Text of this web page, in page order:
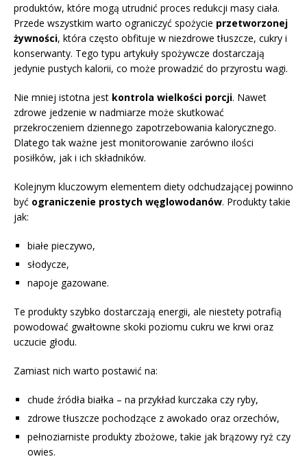
produktów, które mogą utrudnić proces redukcji masy ciała.
Przede wszystkim warto ograniczyć spożycie przetworzonej
żywności, która często obfituje w niezdrowe tłuszcze, cukry i
konserwanty. Tego typu artykuły spożywcze dostarczają
jedynie pustych kalorii, co może prowadzić do przyrostu wagi.
Nie mniej istotna jest kontrola wielkości porcji. Nawet
zdrowe jedzenie w nadmiarze może skutkować
przekroczeniem dziennego zapotrzebowania kalorycznego.
Dlatego tak ważne jest monitorowanie zarówno ilości
posiłków, jak i ich składników.
Kolejnym kluczowym elementem diety odchudzającej powinno
być ograniczenie prostych węglowodanów. Produkty takie
jak:
białe pieczywo,
słodycze,
napoje gazowane.
Te produkty szybko dostarczają energii, ale niestety potrafią
powodować gwałtowne skoki poziomu cukru we krwi oraz
uczucie głodu.
Zamiast nich warto postawić na:
chude źródła białka – na przykład kurczaka czy ryby,
zdrowe tłuszcze pochodzące z awokado oraz orzechów,
pełnoziarniste produkty zbożowe, takie jak brązowy ryż czy
owies.